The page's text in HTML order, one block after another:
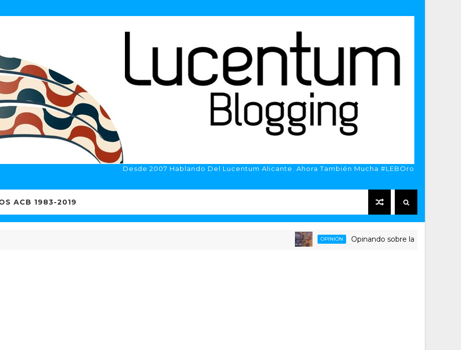
Desde 2007 Hablando Del Lucentum Alicante. Ahora También Mucha #LEBOro
ACB 1983-2019
OPINIÓN Opinando sobre la triste despedida